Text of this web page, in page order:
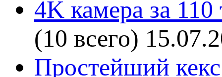
4K камера за
(10 всего)
Простейший кекс